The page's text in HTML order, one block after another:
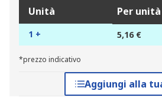
Unità Per unità
1 + 5,16 €
*prezzo indicativo
Aggiungi alla